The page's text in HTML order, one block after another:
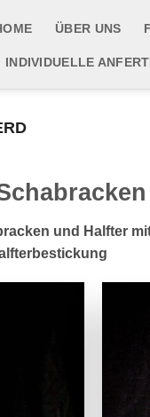
ÜBER UNS
INDIVIDUELLE
und Halfter